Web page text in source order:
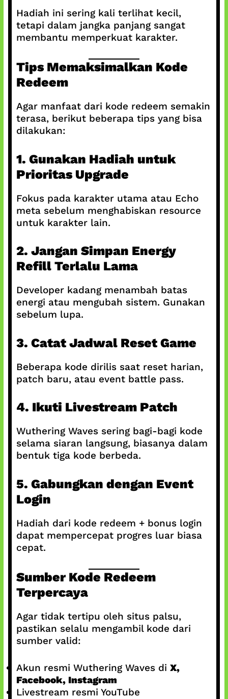
Hadiah ini sering kali terlihat kecil,
tetapi dalam jangka panjang sangat
membantu memperkuat karakter.
Tips Memaksimalkan Kode
Redeem
Agar manfaat dari kode redeem semakin
terasa, berikut beberapa tips yang bisa
dilakukan:
1. Gunakan Hadiah untuk
Prioritas Upgrade
Fokus pada karakter utama atau Echo
meta sebelum menghabiskan resource
untuk karakter lain.
2. Jangan Simpan Energy
Refill Terlalu Lama
Developer kadang menambah batas
energi atau mengubah sistem. Gunakan
sebelum lupa.
3. Catat Jadwal Reset Game
Beberapa kode dirilis saat reset harian,
patch baru, atau event battle pass.
4. Ikuti Livestream Patch
Wuthering Waves sering bagi-bagi kode
selama siaran langsung, biasanya dalam
bentuk tiga kode berbeda.
5. Gabungkan dengan Event
Login
Hadiah dari kode redeem + bonus login
dapat mempercepat progres luar biasa
cepat.
Sumber Kode Redeem
Terpercaya
Agar tidak tertipu oleh situs palsu,
pastikan selalu mengambil kode dari
sumber valid:
Akun resmi Wuthering Waves di X,
Facebook, Instagram
Livestream resmi YouTube